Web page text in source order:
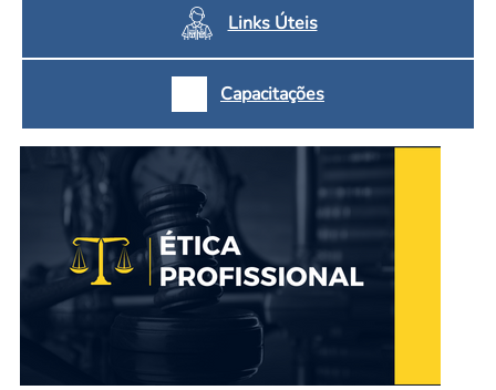
Links Úteis
Capacitações